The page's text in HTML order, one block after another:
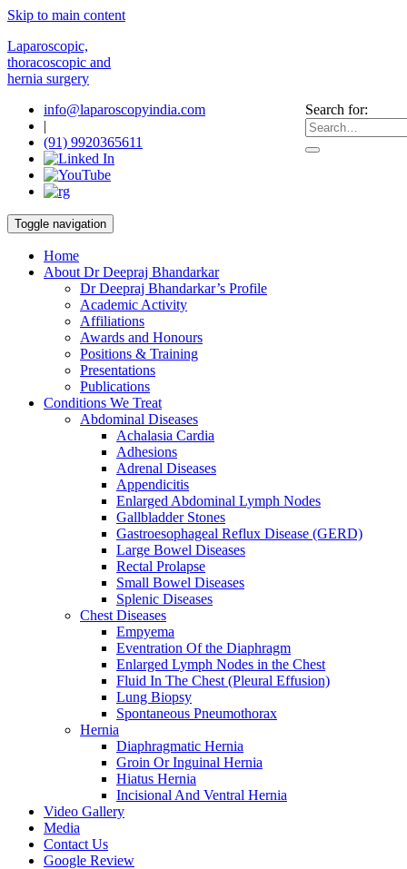
Skip to main content
Laparoscopic,
thoracoscopic and
hernia surgery
Search for:
info@laparoscopyindia.com
|
(91) 9920365611
Toggle navigation
Home
About Dr Deepraj Bhandarkar
Dr Deepraj Bhandarkar’s Profile
Academic Activity
Affiliations
Awards and Honours
Positions & Training
Presentations
Publications
Conditions We Treat
Abdominal Diseases
Achalasia Cardia
Adhesions
Adrenal Diseases
Appendicitis
Enlarged Abdominal Lymph Nodes
Gallbladder Stones
Gastroesophageal Reflux Disease (GERD)
Large Bowel Diseases
Rectal Prolapse
Small Bowel Diseases
Splenic Diseases
Chest Diseases
Empyema
Eventration Of the Diaphragm
Enlarged Lymph Nodes in the Chest
Fluid In The Chest (Pleural Effusion)
Lung Biopsy
Spontaneous Pneumothorax
Hernia
Diaphragmatic Hernia
Groin Or Inguinal Hernia
Hiatus Hernia
Incisional And Ventral Hernia
Video Gallery
Media
Contact Us
Google Review